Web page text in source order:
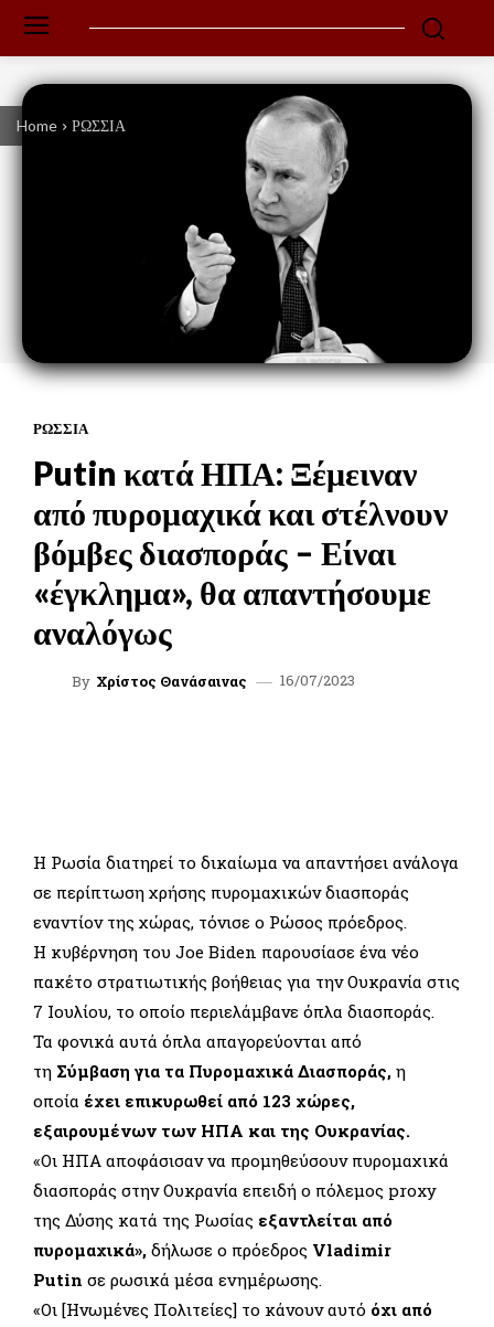
Home ΡΩΣΣΙΑ
ΡΩΣΣΙΑ
Putin κατά ΗΠΑ: Ξέμειναν
από πυρομαχικά και στέλνουν
βόμβες διασποράς – Είναι
«έγκλημα», θα απαντήσουμε
αναλόγως
By Χρίστος Θανάσαινας 16/07/2023
Η Ρωσία διατηρεί το δικαίωμα να απαντήσει ανάλογα
σε περίπτωση χρήσης πυρομαχικών διασποράς
εναντίον της χώρας, τόνισε ο Ρώσος πρόεδρος.
Η κυβέρνηση του Joe Biden παρουσίασε ένα νέο
πακέτο στρατιωτικής βοήθειας για την Ουκρανία στις
7 Ιουλίου, το οποίο περιελάμβανε όπλα διασποράς.
Τα φονικά αυτά όπλα απαγορεύονται από
τη Σύμβαση για τα Πυρομαχικά Διασποράς, η
οποία έχει επικυρωθεί από 123 χώρες,
εξαιρουμένων των ΗΠΑ και της Ουκρανίας.
«Οι ΗΠΑ αποφάσισαν να προμηθεύσουν πυρομαχικά
διασποράς στην Ουκρανία επειδή ο πόλεμος proxy
της Δύσης κατά της Ρωσίας εξαντλείται από
πυρομαχικά», δήλωσε ο πρόεδρος Vladimir
Putin σε ρωσικά μέσα ενημέρωσης.
«Οι [Ηνωμένες Πολιτείες] το κάνουν αυτό όχι από